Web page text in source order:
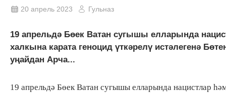
20 апрель 2023 Гульназ
19 апрельдә Бөек Ватан сугышы елларында
халкына карата геноцид үткәрелү истәлегенә
уңайдан Арча...
19 апрельдә Бөек Ватан сугышы елларында нацистлар